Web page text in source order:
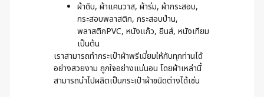
ผ้าดิบ, ผ้าแคนวาส, ผ้าร่ม, ผ้ากระสอบ,
กระสอบพลาสติก, กระสอบป่าน,
พลาสติกPVC, หนังแก้ว, ยีนส์, หนังเทียม
เป็นต้น
เราสามารถทำกระเป๋าผ้าพรีเมี่ยมให้กับทุกท่านได้
อย่างสวยงาม ถูกใจอย่างแน่นอน โดยผ้าเหล่านี้
สามารถนำไปผลิตเป็นกระเป๋าผ้าชนิดต่างได้เช่น